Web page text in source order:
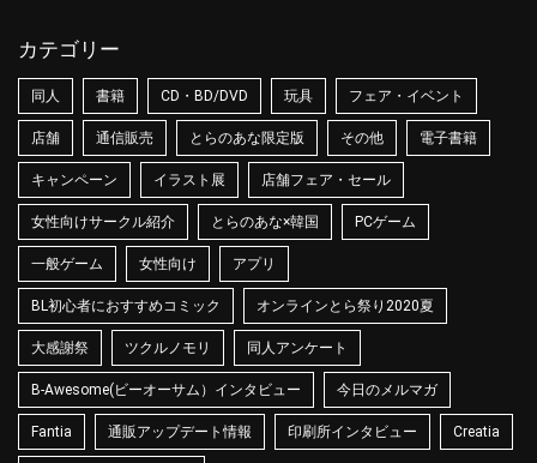
カテゴリー
同人 書籍 CD・BD/DVD 玩具 フェア・イベント
店舗 通信販売 とらのあな限定版 その他 電子書籍
キャンペーン イラスト展 店舗フェア・セール
女性向けサークル紹介 とらのあな×韓国 PCゲーム
一般ゲーム 女性向け アプリ
BL初心者におすすめコミック オンラインとら祭り2020夏
大感謝祭 ツクルノモリ 同人アンケート
B-Awesome(ビーオーサム）インタビュー 今日のメルマガ
Fantia 通販アップデート情報 印刷所インタビュー Creatia